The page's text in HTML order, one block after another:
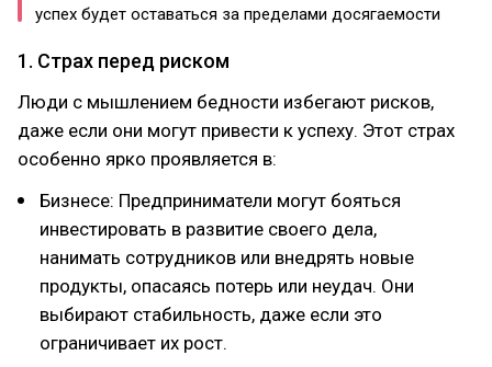
успех будет оставаться за пределами досягаемости
1. Страх перед риском
Люди с мышлением бедности избегают рисков,
даже если они могут привести к успеху. Этот страх
особенно ярко проявляется в:
Бизнесе: Предприниматели могут бояться
инвестировать в развитие своего дела,
нанимать сотрудников или внедрять новые
продукты, опасаясь потерь или неудач. Они
выбирают стабильность, даже если это
ограничивает их рост.